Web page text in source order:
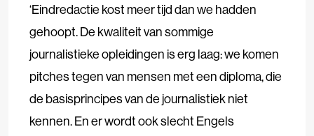
‘Eindredactie kost meer tijd dan we hadden
gehoopt. De kwaliteit van sommige
journalistieke opleidingen is erg laag: we komen
pitches tegen van mensen met een diploma, die
de basisprincipes van de journalistiek niet
kennen. En er wordt ook slecht Engels